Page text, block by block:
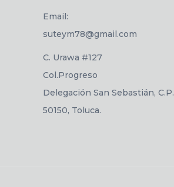
Email:
suteym78@gmail.com
C. Urawa #127
Col.Progreso
Delegación San Sebastián, C.P.
50150, Toluca.